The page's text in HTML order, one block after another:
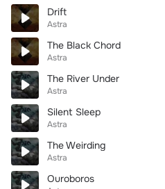
Drift
Astra
The Black Chord
Astra
The River Under
Astra
Silent Sleep
Astra
The Weirding
Astra
Ouroboros